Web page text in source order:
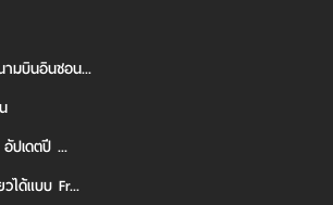
ามบินอินชอน...
อัปเดตปี ...
ได้แบบ Fr...